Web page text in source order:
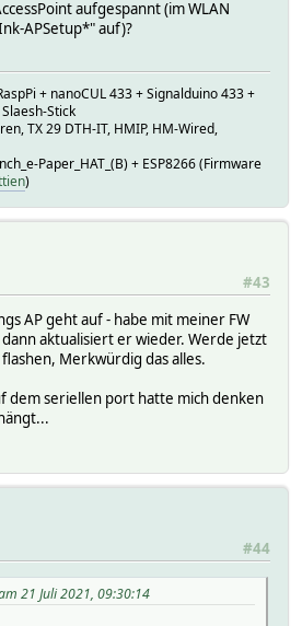
aufgespannt (im WLAN
APSetup*" auf)?
+ nanoCUL 433 + Signalduino 433 +
Stick
TX 29 DTH-IT, HMIP, HM-Wired,
Paper_HAT_(B) + ESP8266 (Firmware
)
#43
AP geht auf - habe mit meiner FW
aktualisiert er wieder. Werde jetzt
Merkwürdig das alles.
dem seriellen port hatte mich denken
#44
21 Juli 2021, 09:30:14